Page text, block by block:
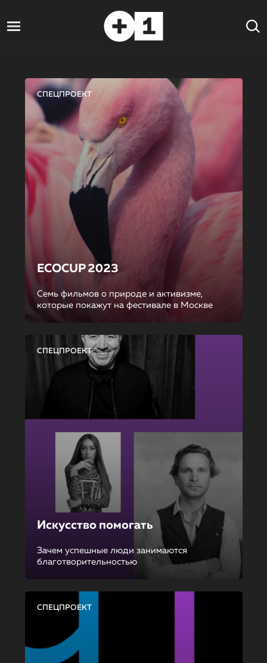
СПЕЦПРОЕКТ
ECOCUP 2023
Семь фильмов о природе и активизме,
которые покажут на фестивале в Москве
СПЕЦПРОЕКТ
Искусство помогать
Зачем успешные люди занимаются
благотворительностью
СПЕЦПРОЕКТ